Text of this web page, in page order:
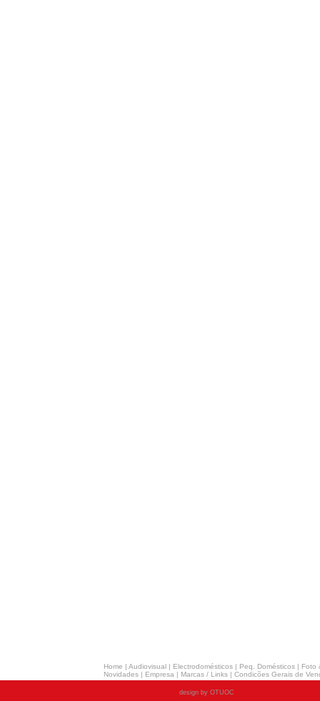
Home | Audiovisual | Electrodomésticos | Peq. Domésticos | Foto
Novidades | Empresa | Marcas / Links | Condicões Gerais de
design by OTUOC